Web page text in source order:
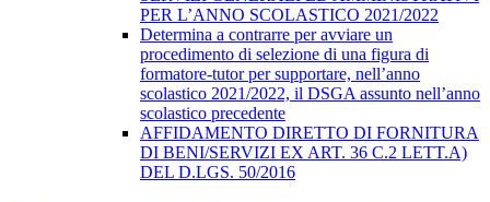
PER L’ANNO SCOLASTICO 2021/2022
Determina a contrarre per avviare un
procedimento di selezione di una figura di
formatore-tutor per supportare, nell’anno
scolastico 2021/2022, il DSGA assunto nell’anno
scolastico precedente
AFFIDAMENTO DIRETTO DI FORNITURA
DI BENI/SERVIZI EX ART. 36 C.2 LETT.A)
DEL D.LGS. 50/2016